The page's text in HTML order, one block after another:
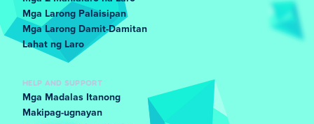
Mga Larong Palaisipan
Mga Larong Damit-Damitan
Lahat ng Laro
HELP AND SUPPORT
Mga Madalas Itanong
Makipag-ugnayan